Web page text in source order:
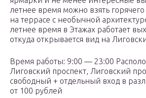
летнее время можно взять
на террасе с необычной
летнее время в Этажах работает
откуда открывается вид на
Время работы: 9:00 — 23:00
Лиговский проспект, Лиговский
свободный + отдельный вход в
от 100 рублей